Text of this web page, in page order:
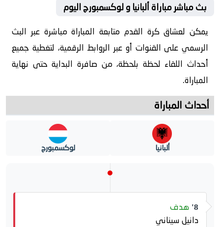
بث مباشر مباراة ألبانيا و لوكسمبورج اليوم
يمكن لعشاق كرة القدم متابعة المباراة مباشرة عبر البث
الرسمي على القنوات أو عبر الروابط الرقمية، لتغطية جميع
أحداث اللقاء لحظة بلحظة، من صافرة البداية حتى نهاية
المباراة.
أحداث المباراة
ألبانيا لوكسمبورج
8' هدف
دانيل سيناني